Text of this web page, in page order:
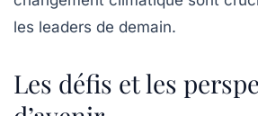
les leaders de demain.
Les défis et les